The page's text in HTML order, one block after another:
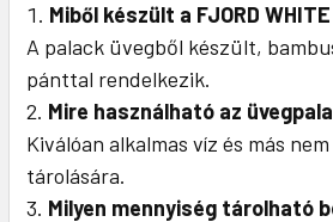
Miből készült a FJORD
A palack üvegből készült,
pánttal rendelkezik.
Mire használható az
Kiválóan alkalmas víz és más
tárolására.
Milyen mennyiség tárolható